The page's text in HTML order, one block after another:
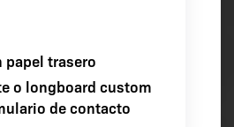
papel trasero
o longboard custom
de contacto